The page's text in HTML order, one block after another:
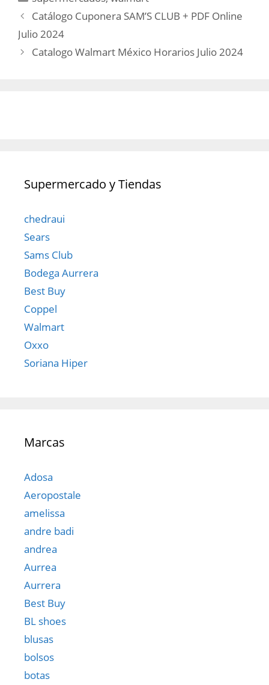
Catálogo Cuponera SAM’S CLUB + PDF Online
Julio 2024
Catalogo Walmart México Horarios Julio 2024
Supermercado y Tiendas
chedraui
Sears
Sams Club
Bodega Aurrera
Best Buy
Coppel
Walmart
Oxxo
Soriana Hiper
Marcas
Adosa
Aeropostale
amelissa
andre badi
andrea
Aurrea
Aurrera
Best Buy
BL shoes
blusas
bolsos
botas